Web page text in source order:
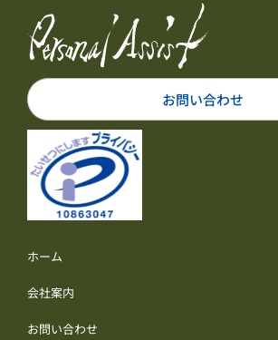
お問い合わせ
ホーム
会社案内
お問い合わせ